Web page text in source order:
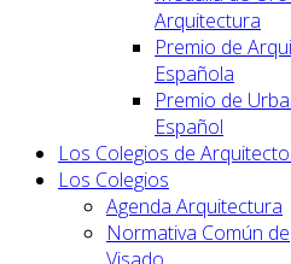
Arquitectura
Premio de
Española
Premio de
Español
Los Colegios de
Los Colegios
Agenda Arquitectura
Normativa Común de